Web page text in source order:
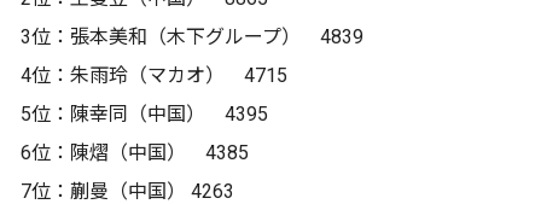
3位：張本美和（木下グループ） 4839
4位：朱雨玲（マカオ） 4715
5位：陳幸同（中国） 4395
6位：陳熠（中国） 4385
7位：蒯曼（中国） 4263